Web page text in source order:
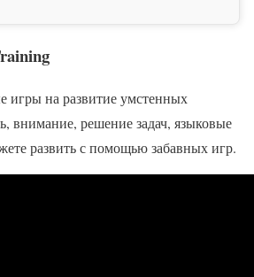
игры на развитие умстенных
внимание, решение задач, языковые
развить с помощью забавных игр.